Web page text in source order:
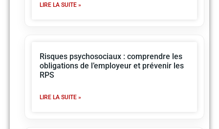
LIRE LA SUITE »
Risques psychosociaux : comprendre les
obligations de l’employeur et prévenir les
RPS
LIRE LA SUITE »